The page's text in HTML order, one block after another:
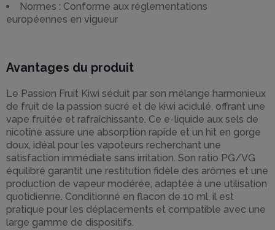
Normes : Conforme aux réglementations
européennes en vigueur
Avantages du produit
Le Passion Fruit Kiwi séduit par son mélange harmonieux
de fruit de la passion sucré et de kiwi acidulé, offrant une
vape fruitée et rafraîchissante. Ce e-liquide aux sels de
nicotine assure une absorption rapide et un hit en gorge
doux, idéal pour les vapoteurs recherchant une
satisfaction immédiate sans irritation. Son ratio PG/VG
équilibré garantit une restitution fidèle des arômes et une
production de vapeur modérée, adaptée à une utilisation
quotidienne. Conditionné en flacon de 10 ml, il est
pratique pour les déplacements et compatible avec une
large gamme de dispositifs.